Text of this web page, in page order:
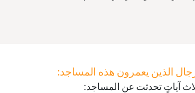
الذين يعمرون هذه المساجد:
آياتٍ تحدثت عن المساجد: